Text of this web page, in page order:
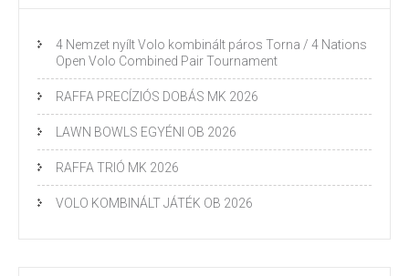
4 Nemzet nyílt Volo kombinált páros Torna / 4 Nations
Open Volo Combined Pair Tournament
RAFFA PRECÍZIÓS DOBÁS MK 2026
LAWN BOWLS EGYÉNI OB 2026
RAFFA TRIÓ MK 2026
VOLO KOMBINÁLT JÁTÉK OB 2026